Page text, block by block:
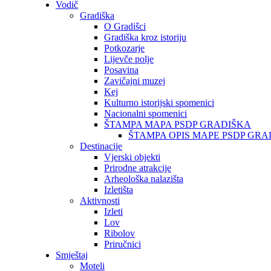
Vodič
Gradiška
O Gradišci
Gradiška kroz istoriju
Potkozarje
Lijevče polje
Posavina
Zavičajni muzej
Kej
Kulturno istorijski spomenici
Nacionalni spomenici
ŠTAMPA MAPA PSDP GRADIŠKA
ŠTAMPA OPIS MAPE PSDP
Destinacije
Vjerski objekti
Prirodne atrakcije
Arheološka nalazišta
Izletišta
Aktivnosti
Izleti
Lov
Ribolov
Priručnici
Smještaj
Moteli